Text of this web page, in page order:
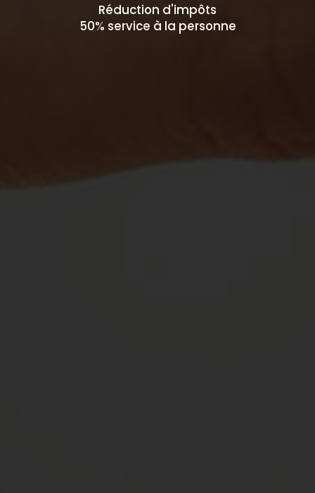
Réduction d'impôts
50% service à la personne